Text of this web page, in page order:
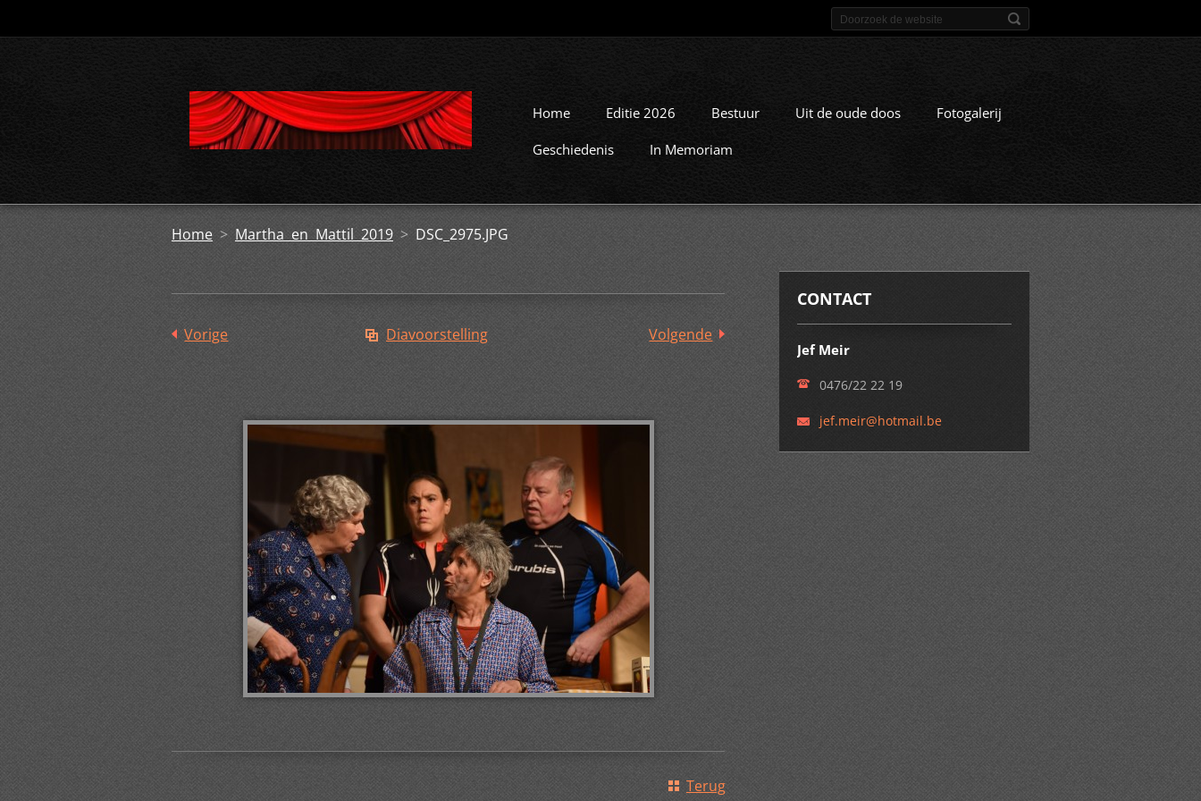
Home Editie 2026 Bestuur Uit de oude doos Fotogalerij
Geschiedenis In Memoriam
Home > Martha en Mattil 2019 > DSC_2975.JPG
Vorige Diavoorstelling Volgende
Terug
CONTACT
Jef Meir
0476/22 22 19
jef.meir@hotmail.be